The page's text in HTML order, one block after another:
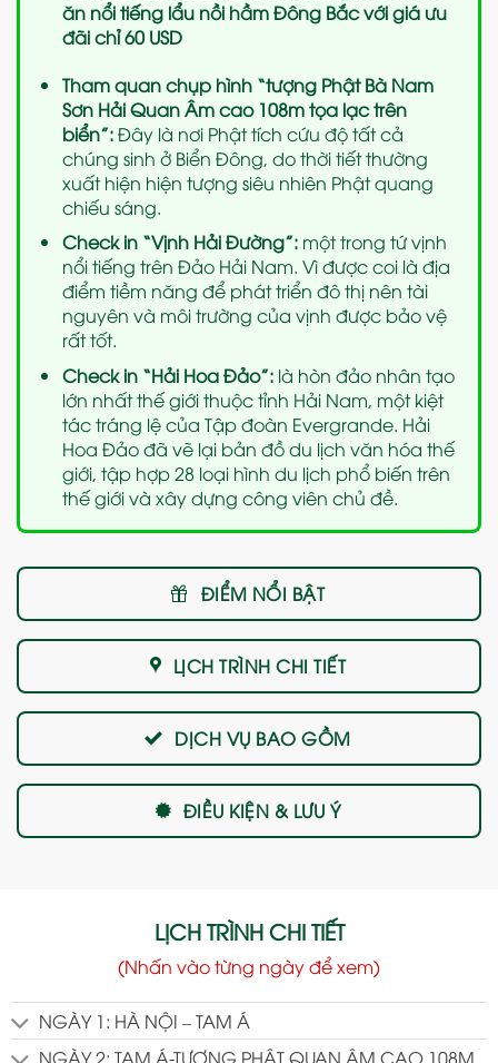
ăn nổi tiếng lẩu nồi hầm Đông Bắc với giá ưu
đãi chỉ 60 USD
Tham quan chụp hình “tượng Phật Bà Nam
Sơn Hải Quan Âm cao 108m tọa lạc trên
biển”:Đây là nơi Phật tích cứu độ tất cả
chúng sinh ở Biển Đông, do thời tiết thường
xuất hiện hiện tượng siêu nhiên Phật quang
chiếu sáng.
Check in “Vịnh Hải Đường”: một trong tứ vịnh
nổi tiếng trên Đảo Hải Nam. Vì được coi là địa
điểm tiềm năng để phát triển đô thị nên tài
nguyên và môi trường của vịnh được bảo vệ
rất tốt.
Check in “Hải Hoa Đảo”: là hòn đảo nhân tạo
lớn nhất thế giới thuộc tỉnh Hải Nam, một kiệt
tác tráng lệ của Tập đoàn Evergrande. Hải
Hoa Đảo đã vẽ lại bản đồ du lịch văn hóa thế
giới, tập hợp 28 loại hình du lịch phổ biến trên
thế giới và xây dựng công viên chủ đề.
LỊCH TRÌNH CHI TIẾT
(Nhấn vào từng ngày để xem)
NGÀY 1: HÀ NỘI – TAM Á
NGÀY 2: TAM Á-TƯỢNG PHẬT QUAN ÂM CAO 108M
ĐIỂM NỔI BẬT
LỊCH TRÌNH CHI TIẾT
DỊCH VỤ BAO GỒM
ĐIỀU KIỆN & LƯU Ý